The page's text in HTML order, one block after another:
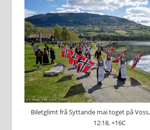
Biletglimt frå Syttande mai toget på
12:18, +16C